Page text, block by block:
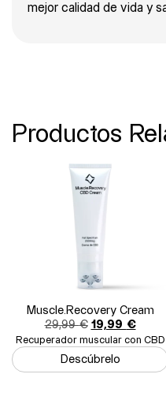
mejor calidad de vida y
Productos
Muscle.Recovery Cream
29,99€ 19,99 €
Recuperador muscular con CBD
Descúbrelo